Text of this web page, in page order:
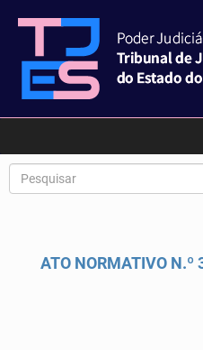
ATO NORMATIVO